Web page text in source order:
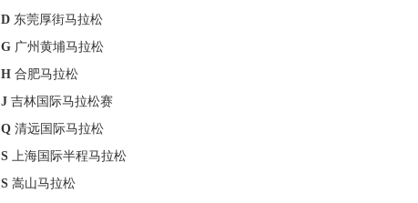
D东莞厚街马拉松
G广州黄埔马拉松
H合肥马拉松
J吉林国际马拉松赛
Q清远国际马拉松
S上海国际半程马拉松
S嵩山马拉松